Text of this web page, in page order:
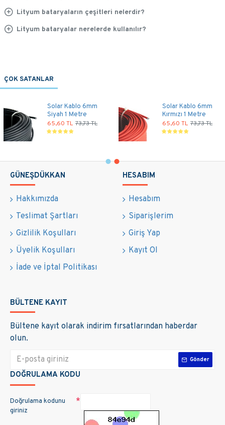
Lityum bataryaların çeşitleri nelerdir?
Lityum bataryalar nerelerde kullanılır?
ÇOK SATANLAR
MC4 Branş
Konnektörü - 1 Dişi
1 Erkek -Tekli
Bağlantı
Alüminyum Güneş
Paneli Kenar
Kelepçe Takımı
116,10 TL 130,50 TL
GÜNEŞDÜKKAN
Hakkımızda
Teslimat Şartları
Gizlilik Koşulları
Üyelik Koşulları
İade ve İptal Politikası
HESABIM
Hesabım
Siparişlerim
Giriş Yap
Kayıt Ol
BÜLTENE KAYIT
Bültene kayıt olarak indirim fırsatlarından haberdar
olun.
Gönder
DOĞRULAMA KODU
Doğrulama kodunu
giriniz